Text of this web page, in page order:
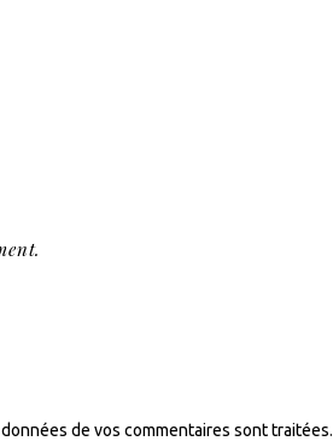
de vos commentaires sont traitées.